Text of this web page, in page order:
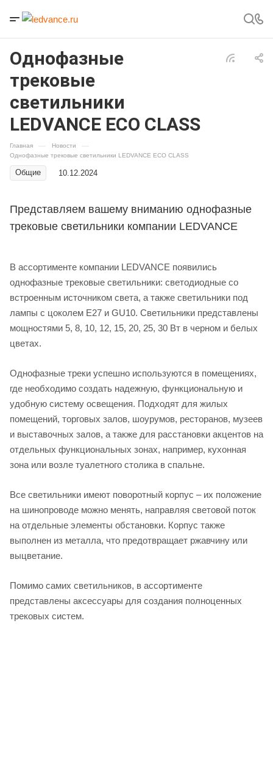
Однофазные
трековые
светильники
LEDVANCE ECO CLASS
Главная — Новости —
Однофазные трековые светильники LEDVANCE ECO CLASS
Общие 10.12.2024
Представляем вашему вниманию однофазные
трековые светильники компании LEDVANCE
В ассортименте компании LEDVANCE появились
однофазные трековые светильники: светодиодные со
встроенным источником света, а также светильники под
лампы с цоколем Е27 и GU10. Светильники представлены
мощностями 5, 8, 10, 12, 15, 20, 25, 30 Вт в черном и белых
цветах.
Однофазные треки успешно используются в помещениях,
где необходимо создать надежную, функциональную и
удобную систему освещения. Подходят для жилых
помещений, торговых залов, шоурумов, ресторанов, музеев
и выставочных залов, а также для расстановки акцентов на
отдельных функциональных зонах, например, кухонная
зона или возле туалетного столика в спальне.
Все светильники имеют поворотный корпус – их положение
на шинопроводе можно менять, направляя световой поток
на отдельные элементы обстановки. Корпус также
выполнен из металла, что предотвращает ржавчину или
выцветание.
Помимо самих светильников, в ассортименте
представлены аксессуары для создания полноценных
трековых систем.